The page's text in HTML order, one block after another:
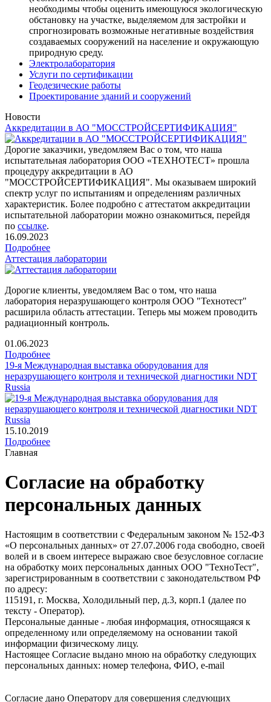
необходимы чтобы оценить имеющуюся экологическую
обстановку на участке, выделяемом для застройки и
спрогнозировать возможные негативные воздействия
создаваемых сооружений на население и окружающую
природную среду.
Электролаборатория
Услуги по сертификации
Геодезические работы
Проектирование зданий и сооружений
Новости
Аккредитации в АО "МОССТРОЙСЕРТИФИКАЦИЯ"
Дорогие заказчики, уведомляем Вас о том, что наша
испытательная лаборатория ООО «ТЕХНОТЕСТ» прошла
процедуру аккредитации в АО
"МОССТРОЙСЕРТИФИКАЦИЯ". Мы оказываем широкий
спектр услуг по испытаниям и определениям различных
характеристик. Более подробно с аттестатом аккредитации
испытательной лаборатории можно ознакомиться, перейдя
по ссылке.
16.09.2023
Подробнее
Аттестация лаборатории
Дорогие клиенты, уведомляем Вас о том, что наша
лаборатория неразрушающего контроля ООО "Технотест"
расширила область аттестации. Теперь мы можем проводить
радиационный контроль.
01.06.2023
Подробнее
19-я Международная выставка оборудования для
неразрушающего контроля и технической диагностики NDT
Russia
15.10.2019
Подробнее
Главная
Согласие на обработку
персональных данных
Настоящим в соответствии с Федеральным законом № 152-ФЗ
«О персональных данных» от 27.07.2006 года свободно, своей
волей и в своем интересе выражаю свое безусловное согласие
на обработку моих персональных данных ООО "ТехноТест",
зарегистрированным в соответствии с законодательством РФ
по адресу:
115191, г. Москва, Холодильный пер, д.3, корп.1 (далее по
тексту - Оператор).
Персональные данные - любая информация, относящаяся к
определенному или определяемому на основании такой
информации физическому лицу.
Настоящее Согласие выдано мною на обработку следующих
персональных данных: номер телефона, ФИО, e-mail
Согласие дано Оператору для совершения следующих